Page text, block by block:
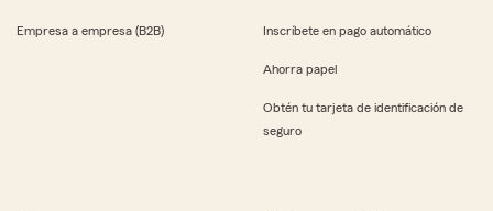
Empresa a empresa (B2B) Inscríbete en pago automático
Ahorra papel
Obtén tu tarjeta de identificación de
seguro